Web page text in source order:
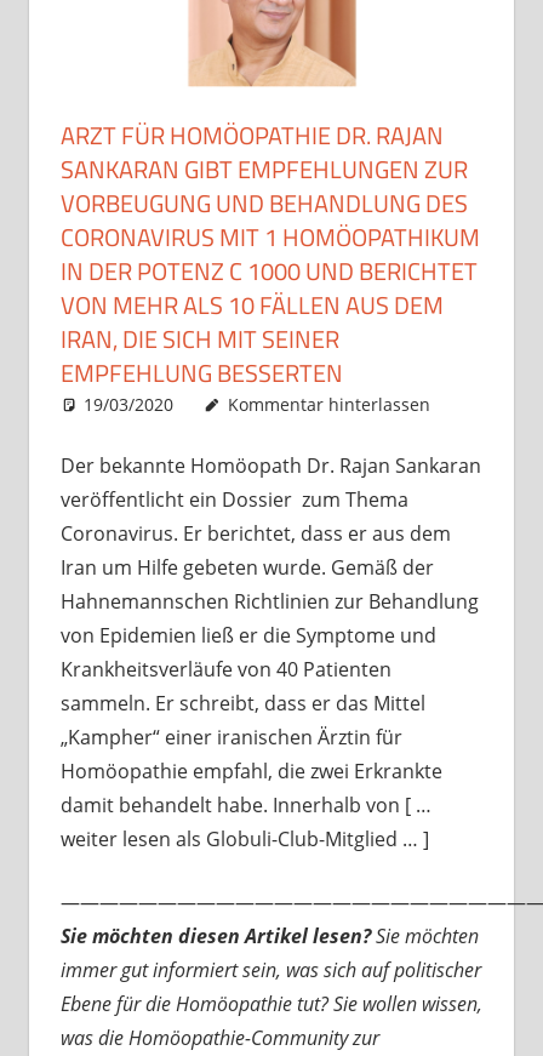
ARZT FÜR HOMÖOPATHIE DR. RAJAN
SANKARAN GIBT EMPFEHLUNGEN ZUR
VORBEUGUNG UND BEHANDLUNG DES
CORONAVIRUS MIT 1 HOMÖOPATHIKUM
IN DER POTENZ C 1000 UND BERICHTET
VON MEHR ALS 10 FÄLLEN AUS DEM
IRAN, DIE SICH MIT SEINER
EMPFEHLUNG BESSERTEN
19/03/2020 Christian J. Becker
Allgemein
Kommentar hinterlassen
Der bekannte Homöopath Dr. Rajan Sankaran
veröffentlicht ein Dossier zum Thema
Coronavirus. Er berichtet, dass er aus dem
Iran um Hilfe gebeten wurde. Gemäß der
Hahnemannschen Richtlinien zur Behandlung
von Epidemien ließ er die Symptome und
Krankheitsverläufe von 40 Patienten
sammeln. Er schreibt, dass er das Mittel
„Kampher“ einer iranischen Ärztin für
Homöopathie empfahl, die zwei Erkrankte
damit behandelt habe. Innerhalb von [ …
weiter lesen als Globuli-Club-Mitglied … ]
Sie möchten diesen Artikel lesen?Sie möchten
immer gut informiert sein, was sich auf politischer
Ebene für die Homöopathie tut? Sie wollen wissen,
was die Homöopathie-Community zur